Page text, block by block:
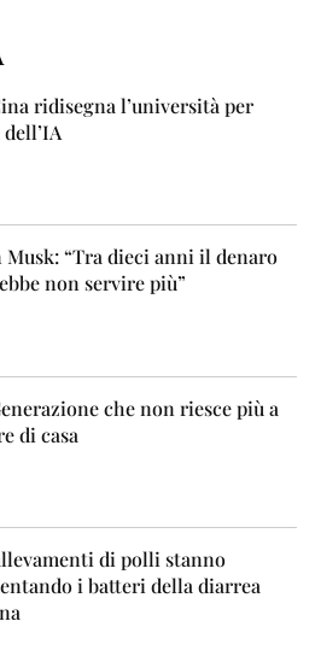
ridisegna l’università per
dell’IA
Musk: “Tra dieci anni il denaro
non servire più”
che non riesce più a
di casa
di polli stanno
i batteri della diarrea